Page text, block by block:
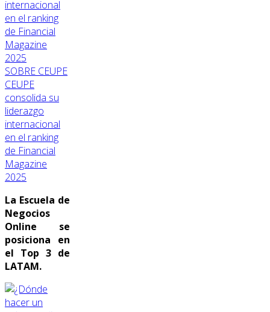
SOBRE CEUPE
CEUPE
consolida su
liderazgo
internacional
en el ranking
de Financial
Magazine
2025
La Escuela de
Negocios
Online se
posiciona en
el Top 3 de
LATAM.